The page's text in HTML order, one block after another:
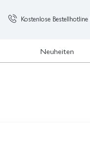
Kostenlose Bestellhotline
Neuheiten